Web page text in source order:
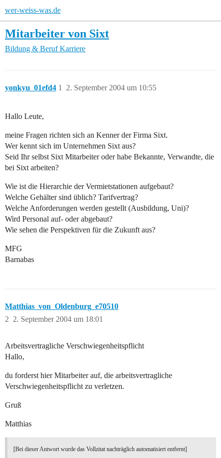
wer-weiss-was.de
Mitarbeiter von Sixt
Bildung & Beruf Karriere
yonkyu_01efd4 2. September 2004 um 10:55
1
Hallo Leute,
meine Fragen richten sich an Kenner der Firma Sixt.
Wer kennt sich im Unternehmen Sixt aus?
Seid Ihr selbst Sixt Mitarbeiter oder habe Bekannte, Verwandte, die
bei Sixt arbeiten?
Wie ist die Hierarchie der Vermietstationen aufgebaut?
Welche Gehälter sind üblich? Tarifvertrag?
Welche Anforderungen werden gestellt (Ausbildung, Uni)?
Wird Personal auf- oder abgebaut?
Wie sehen die Perspektiven für die Zukunft aus?
MFG
Barnabas
Matthias_von_Oldenburg_e70510
2. September 2004 um 18:01
2
Arbeitsvertragliche Verschwiegenheitspflicht
Hallo,
du forderst hier Mitarbeiter auf, die arbeitsvertragliche
Verschwiegenheitspflicht zu verletzen.
Gruß
Matthias
[Bei dieser Antwort wurde das Vollzitat nachträglich automatisiert entfernt]